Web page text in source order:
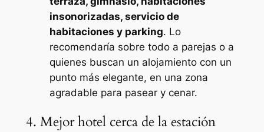
insonorizadas, servicio de
habitaciones y parking. Lo
recomendaría sobre todo a parejas o a
quienes buscan un alojamiento con un
punto más elegante, en una zona
agradable para pasear y cenar.
4. Mejor hotel cerca de la estación